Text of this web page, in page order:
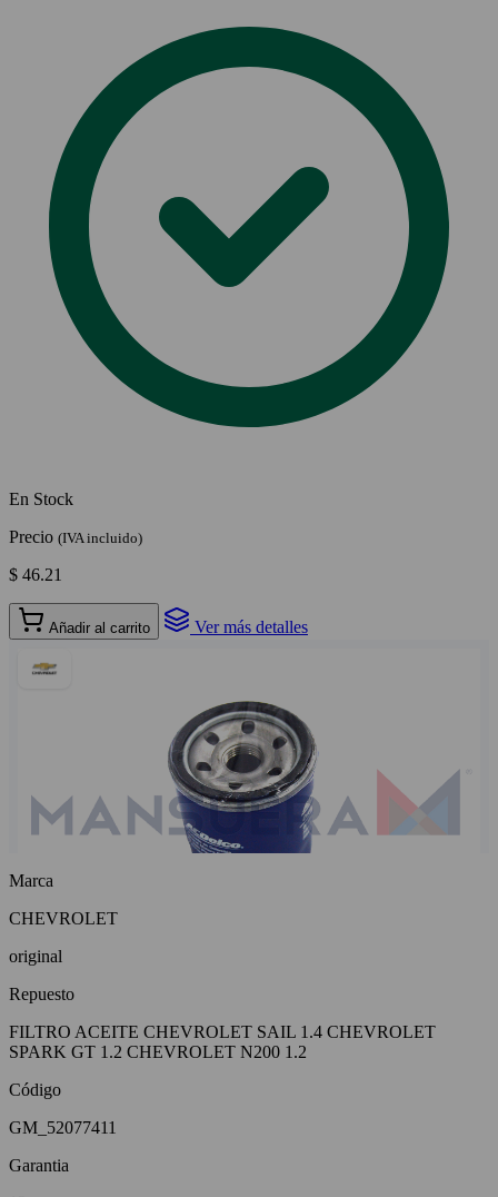
En Stock
Precio (IVA incluido)
$ 46.21
Añadir al carrito Ver más detalles
Marca
CHEVROLET
original
Repuesto
FILTRO ACEITE CHEVROLET SAIL 1.4 CHEVROLET
SPARK GT 1.2 CHEVROLET N200 1.2
Código
GM_52077411
Garantia